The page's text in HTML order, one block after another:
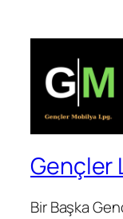
Gençler
Bir Başka